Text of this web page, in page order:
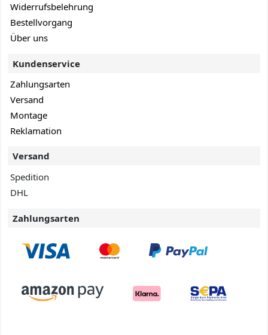
Widerrufsbelehrung
Bestellvorgang
Über uns
Kundenservice
Zahlungsarten
Versand
Montage
Reklamation
Versand
Spedition
DHL
Zahlungsarten